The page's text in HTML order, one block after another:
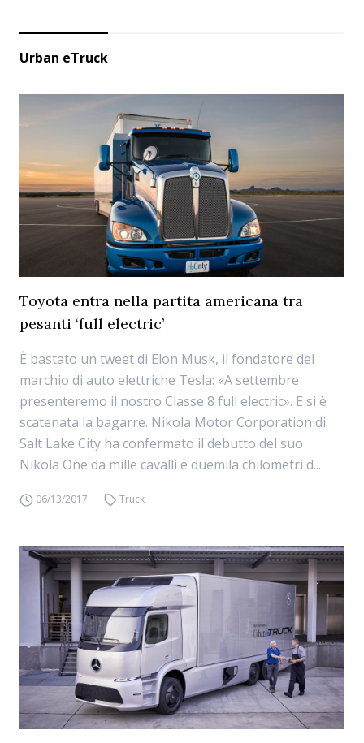
Urban eTruck
Toyota entra nella partita americana tra
pesanti ‘full electric’
È bastato un tweet di Elon Musk, il fondatore del
marchio di auto elettriche Tesla: «A settembre
presenteremo il nostro Classe 8 full electric». E si è
scatenata la bagarre. Nikola Motor Corporation di
Salt Lake City ha confermato il debutto del suo
Nikola One da mille cavalli e duemila chilometri d...
06/13/2017 Truck